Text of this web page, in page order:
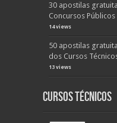
30 apostilas
Concursos Públicos
14 views
50 apostilas
dos Cursos
13 views
Cursos Técnicos